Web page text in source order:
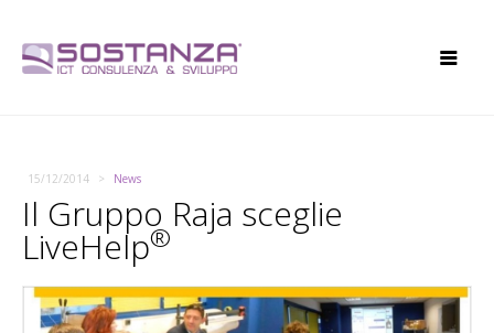
15/12/2014 News
Il Gruppo Raja sceglie
LiveHelp®